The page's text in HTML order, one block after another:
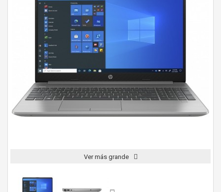
Ver más grande